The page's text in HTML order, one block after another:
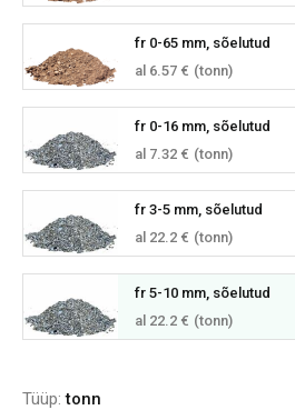
fr 0-65 mm, sõelutud
al 6.57 € (tonn)
fr 0-16 mm, sõelutud
al 7.32 € (tonn)
fr 3-5 mm, sõelutud
al 22.2 € (tonn)
fr 5-10 mm, sõelutud
al 22.2 € (tonn)
Tüüp:tonn